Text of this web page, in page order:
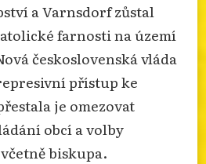
a Varnsdorf zůstal
farnosti na území
československá vláda
přístup ke
je omezovat
obcí a volby
biskupa.